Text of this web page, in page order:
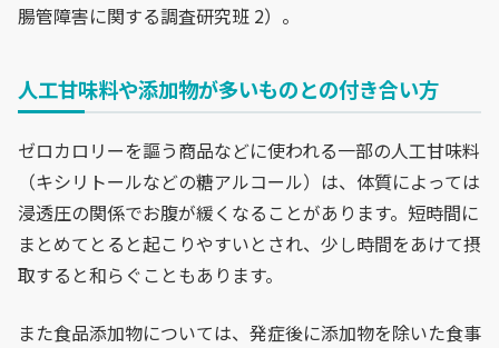
腸管障害に関する調査研究班 2）。
人工甘味料や添加物が多いものとの付き合い方
ゼロカロリーを謳う商品などに使われる一部の人工甘味料
（キシリトールなどの糖アルコール）は、体質によっては
浸透圧の関係でお腹が緩くなることがあります。短時間に
まとめてとると起こりやすいとされ、少し時間をあけて摂
取すると和らぐこともあります。
また食品添加物については、発症後に添加物を除いた食事